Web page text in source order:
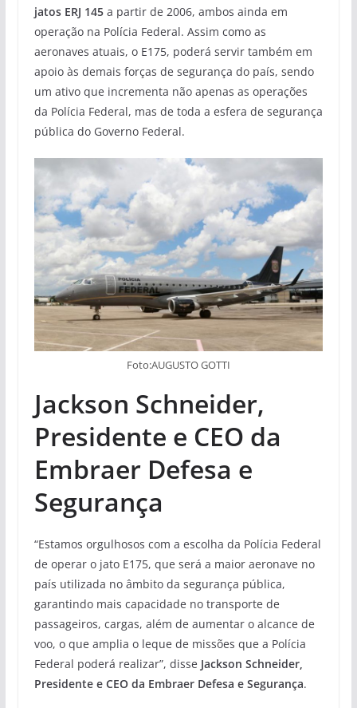
jatos ERJ 145a partir de 2006, ambos ainda em
operação na Polícia Federal. Assim como as
aeronaves atuais, o E175, poderá servir também em
apoio às demais forças de segurança do país, sendo
um ativo que incrementa não apenas as operações
da Polícia Federal, mas de toda a esfera de segurança
pública do Governo Federal.
Foto:AUGUSTO GOTTI
Jackson Schneider,
Presidente e CEO da
Embraer Defesa e
Segurança
“Estamos orgulhosos com a escolha da Polícia Federal
de operar o jato E175, que será a maior aeronave no
país utilizada no âmbito da segurança pública,
garantindo mais capacidade no transporte de
passageiros, cargas, além de aumentar o alcance de
voo, o que amplia o leque de missões que a Polícia
Federal poderá realizar”, disse Jackson Schneider,
Presidente e CEO da Embraer Defesa e Segurança.